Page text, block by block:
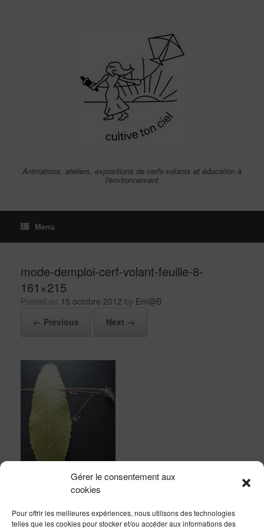
Gérer le consentement aux
cookies
Pour offrir les meilleures expériences, nous utilisons des technologies
telles que les cookies pour stocker et/ou accéder aux informations des
Animations, ateliers, expositions de cerfs-volants et éducation à
l'environnement
Menu
mode-demploi-cerf-volant-feuille-8-
161×215
Posted on 15 octobre 2012 by Em@B
← Previous
Next →